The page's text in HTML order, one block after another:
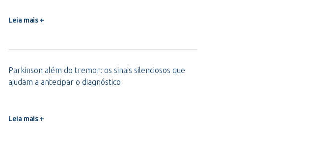
Leia mais +
Parkinson além do tremor: os sinais silenciosos que
ajudam a antecipar o diagnóstico
Leia mais +